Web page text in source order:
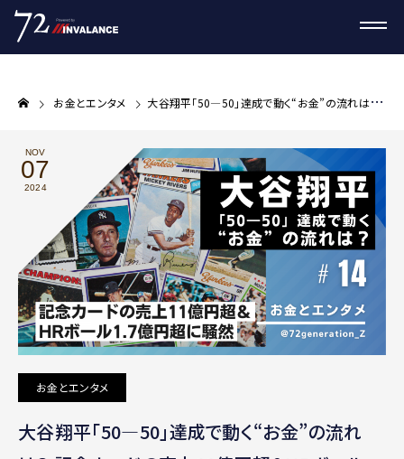
お金とエンタメ 大谷翔平「50―50」達成で動く“お金”の流れは？ 記念カードの売上11億円超＆HRボール1.7億円超に騒然
NOV
07
2024
お金とエンタメ
大谷翔平「50―50」達成で動く“お金”の流れ